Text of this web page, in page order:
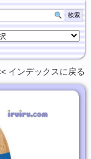
インデックスに 戻る